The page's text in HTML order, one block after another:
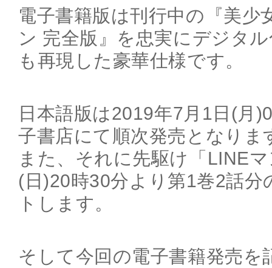
電子書籍版は刊行中の『美少
ン 完全版』を忠実にデジタ
も再現した豪華仕様です。
日本語版は2019年7月1日(月
子書店にて順次発売となりま
また、それに先駆け「LINE
(日)20時30分より第1巻2話分
トします。
そして今回の電子書籍発売を